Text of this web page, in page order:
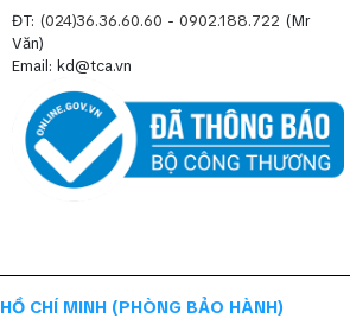
ĐT: (024)36.36.60.60 - 0902.188.722 (Mr
Văn)
Email: kd@tca.vn
HỒ CHÍ MINH (PHÒNG BẢO HÀNH)